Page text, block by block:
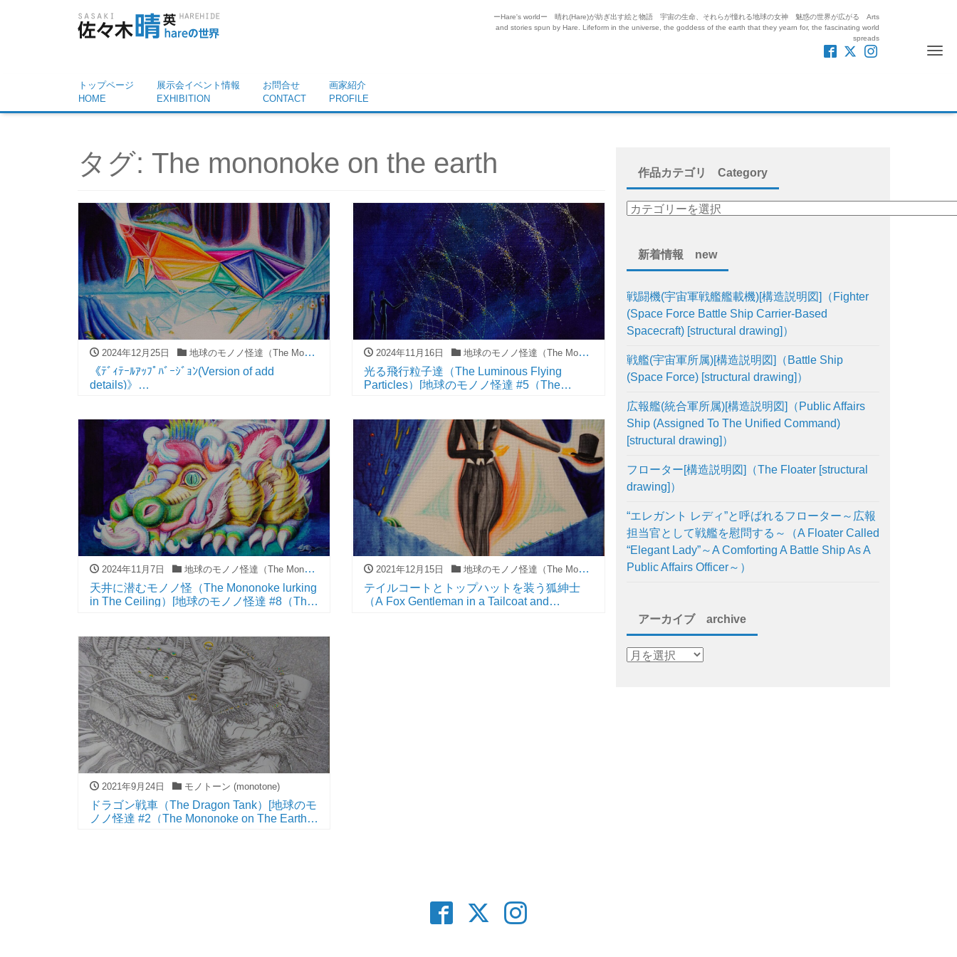
ーHare's worldー 晴れ(Hare)が紡ぎ出す絵と物語 宇宙の生命、それらが憧れる地球の女神 魅惑の世界が広がる Arts
and stories spun by Hare. Lifeform in the universe, the goddess of the earth that they yearn for, the fascinating world
spreads
トップページ
HOME
展示会イベント情報
EXHIBITION
お問合せ
CONTACT
画家紹介
PROFILE
タグ: The mononoke on the earth
2024年12月25日 地球のモノノ怪達（The Mononoke on The Earth）
《ﾃﾞｨﾃｰﾙｱｯﾌﾟﾊﾞｰｼﾞｮﾝ(Version of add
details)》
Mononoke on The Earth #1）]
2024年11月16日 地球のモノノ怪達（The Mononoke on The Earth）
光る飛行粒子達（The Luminous Flying
Particles）[地球のモノノ怪達 #5（The
2024年11月7日 地球のモノノ怪達（The Mononoke on The Earth）
天井に潜むモノノ怪（The Mononoke lurking
in The Ceiling）[地球のモノノ怪達 #8（The
2021年12月15日 地球のモノノ怪達（The Mononoke on The Earth）
テイルコートとトップハットを装う狐紳士
（A Fox Gentleman in a Tailcoat and
2021年9月24日 モノトーン (monotone)
ドラゴン戦車（The Dragon Tank）[地球のモ
ノノ怪達 #2（The Mononoke on The Earth
作品カテゴリ Category
新着情報 new
戦闘機(宇宙軍戦艦艦載機)[構造説明図]（Fighter
(Space Force Battle Ship Carrier-Based
Spacecraft) [structural drawing]）
戦艦(宇宙軍所属)[構造説明図]（Battle Ship
(Space Force) [structural drawing]）
広報艦(統合軍所属)[構造説明図]（Public Affairs
Ship (Assigned To The Unified Command)
[structural drawing]）
フローター[構造説明図]（The Floater [structural
drawing]）
“エレガント レディ”と呼ばれるフローター～広報
担当官として戦艦を慰問する～（A Floater Called
“Elegant Lady”～A Comforting A Battle Ship As A
Public Affairs Officer～）
アーカイブ archive